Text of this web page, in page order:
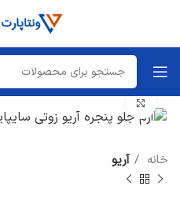
خانه آریو